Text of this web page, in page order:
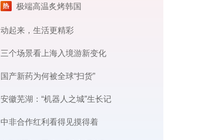
极端高温炙烤韩国
动起来，生活更精彩
三个场景看上海入境游新变化
国产新药为何被全球“扫货”
安徽芜湖：“机器人之城”生长记
中非合作红利看得见摸得着